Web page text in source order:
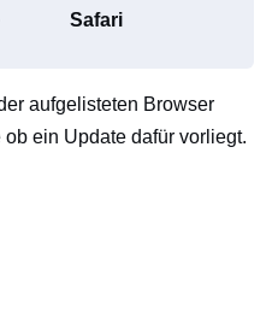
Safari
aufgelisteten Browser
ein Update dafür vorliegt.